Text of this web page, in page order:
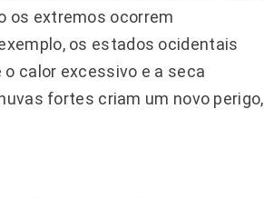
os extremos ocorrem
os estados ocidentais
calor excessivo e a seca
fortes criam um novo perigo,